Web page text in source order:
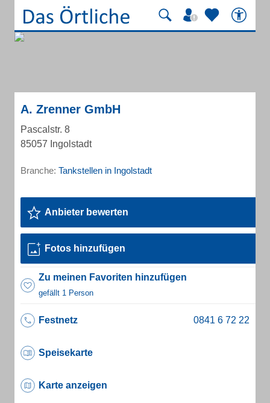
A. Zrenner GmbH
Pascalstr. 8
85057 Ingolstadt
Branche: Tankstellen in Ingolstadt
Anbieter bewerten
Fotos hinzufügen
Zu meinen Favoriten hinzufügen
gefällt 1 Person
Festnetz
Speisekarte
Karte anzeigen